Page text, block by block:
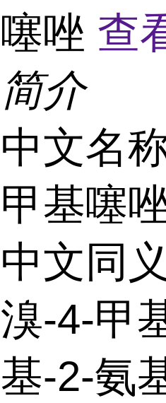
噻唑 查
简介
中文名
甲基噻
中文同
溴-4-甲
基-2-氨